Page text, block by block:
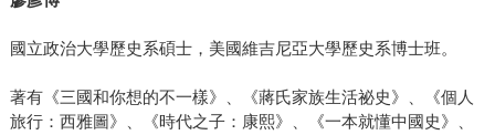
國立政治大學歷史系碩士，美國維吉尼亞大學歷史系博士班。
著有《三國和你想的不一樣》、《蔣氏家族生活祕史》、《個人
旅行：西雅圖》、《時代之子：康熙》、《一本就懂中國史》、